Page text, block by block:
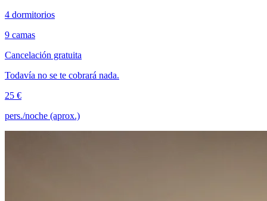
4 dormitorios
9 camas
Cancelación gratuita
Todavía no se te cobrará nada.
25 €
pers./noche (aprox.)